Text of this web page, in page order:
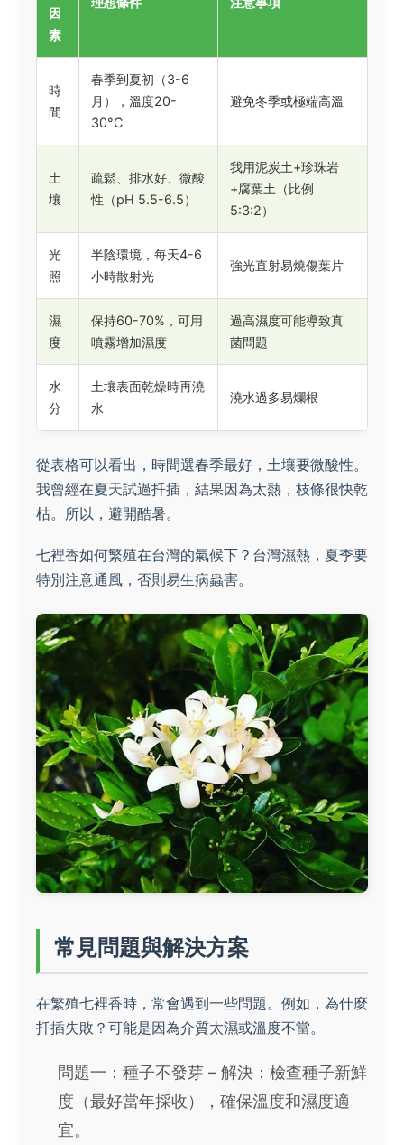
因
素
時
間
春季到夏初（3-6
月），溫度20-
30°C
避免冬季或極端高溫
土
壤
疏鬆、排水好、微酸
性（pH 5.5-6.5）
我用泥炭土+珍珠岩
+腐葉土（比例
5:3:2）
光
照
半陰環境，每天4-6
小時散射光
強光直射易燒傷葉片
濕
度
保持60-70%，可用
噴霧增加濕度
過高濕度可能導致真
菌問題
水
分
土壤表面乾燥時再澆
水
澆水過多易爛根
從表格可以看出，時間選春季最好，土壤要微酸性。
我曾經在夏天試過扦插，結果因為太熱，枝條很快乾
枯。所以，避開酷暑。
七裡香如何繁殖在台灣的氣候下？台灣濕熱，夏季要
特別注意通風，否則易生病蟲害。
常見問題與解決方案
在繁殖七裡香時，常會遇到一些問題。例如，為什麼
扦插失敗？可能是因為介質太濕或溫度不當。
問題一：種子不發芽 – 解決：檢查種子新鮮
度（最好當年採收），確保溫度和濕度適
宜。